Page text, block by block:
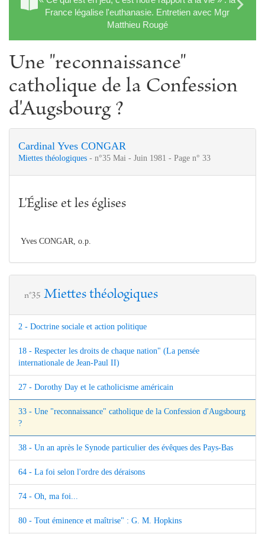
France légalise l'euthanasie. Entretien avec Mgr
Matthieu Rougé
Une "reconnaissance"
catholique de la Confession
d'Augsbourg ?
Cardinal Yves CONGAR
Miettes théologiques - n°35 Mai - Juin 1981 - Page n° 33
L'Église et les églises
Yves CONGAR, o.p.
n°35 Miettes théologiques
2 - Doctrine sociale et action politique
18 - Respecter les droits de chaque nation" (La pensée
internationale de Jean-Paul II)
27 - Dorothy Day et le catholicisme américain
33 - Une "reconnaissance" catholique de la Confession d'Augsbourg
?
38 - Un an après le Synode particulier des évêques des Pays-Bas
64 - La foi selon l'ordre des déraisons
74 - Oh, ma foi...
80 - Tout éminence et maîtrise" : G. M. Hopkins